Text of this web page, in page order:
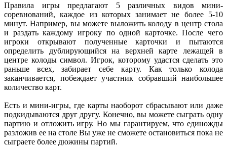
Правила игры предлагают 5 различных видов мини-
соревнований, каждое из которых занимает не более 5-10
минут. Например, вы можете выложить колоду в центр стола
и раздать каждому игроку по одной карточке. После чего
игроки открывают полученные карточки и пытаются
определить дублирующийся на верхней карте лежащей в
центре колоды символ. Игрок, которому удастся сделать это
раньше всех, забирает себе карту. Как только колода
заканчивается, побеждает участник собравший наибольшее
количество карт.
Есть и мини-игры, где карты наоборот сбрасывают или даже
подкидываются друг другу. Конечно, вы можете сыграть одну
партию и отложить игру. Но мы гарантируем, что единожды
разложив ее на столе Вы уже не сможете остановиться пока не
сыграете более дюжины партий.